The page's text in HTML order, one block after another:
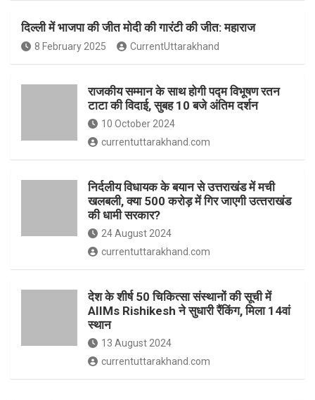
ce
b
o
o
at
s
A
p
p
e
दिल्ली में भाजपा की जीत मोदी की गारंटी की जीत: महाराज
8 February 2025 CurrentUttarakhand
राजकीय सम्मान के साथ होगी पद्म विभूषण रतन
टाटा की विदाई, सुबह 10 बजे अंतिम दर्शन
10 October 2024
currentuttarakhand.com
निर्दलीय विधायक के बयान से उत्तराखंड में मची
खलबली, क्‍या 500 करोड़ में गिर जाएगी उत्‍तराखंड
की धामी सरकार?
24 August 2024
currentuttarakhand.com
देश के शीर्ष 50 चिकित्सा संस्थानों की सूची में
AIIMs Rishikesh ने सुधारी रैंकिंग, मिला 14वां
स्थान
13 August 2024
currentuttarakhand.com